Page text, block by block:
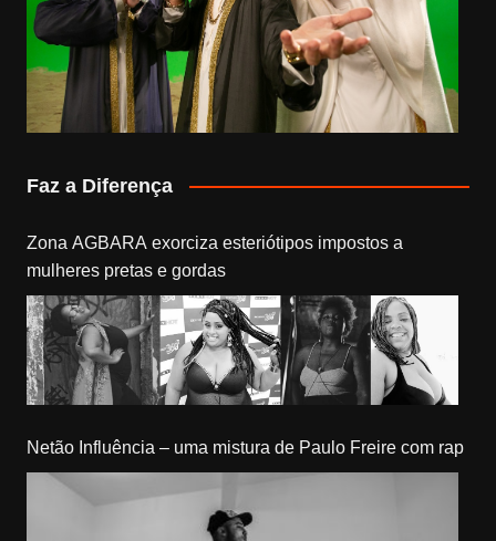
Faz a Diferença
Zona AGBARA exorciza esteriótipos impostos a
mulheres pretas e gordas
Netão Influência – uma mistura de Paulo Freire com rap